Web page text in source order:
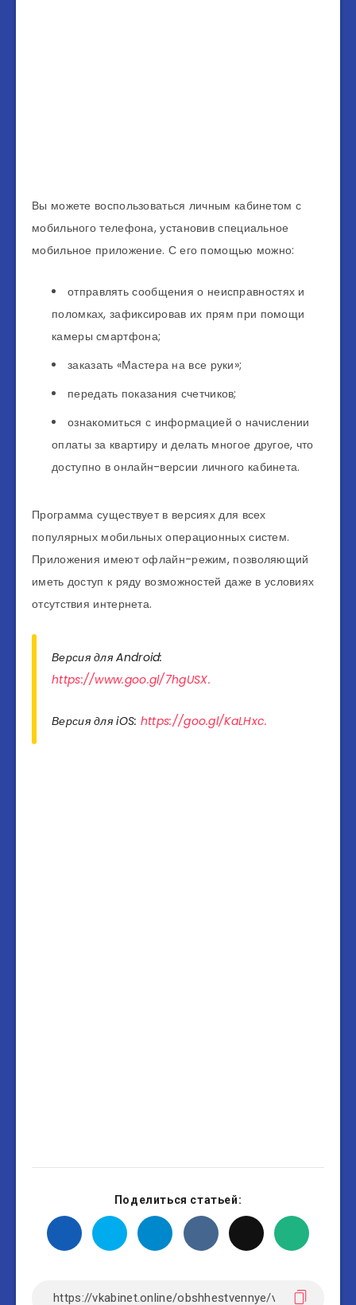
Вы можете воспользоваться личным кабинетом с
мобильного телефона, установив специальное
мобильное приложение. С его помощью можно:
отправлять сообщения о неисправностях и
поломках, зафиксировав их прям при помощи
камеры смартфона;
заказать «Мастера на все руки»;
передать показания счетчиков;
ознакомиться с информацией о начислении
оплаты за квартиру и делать многое другое, что
доступно в онлайн-версии личного кабинета.
Программа существует в версиях для всех
популярных мобильных операционных систем.
Приложения имеют офлайн-режим, позволяющий
иметь доступ к ряду возможностей даже в условиях
отсутствия интернета.
Версия для Android:
https://www.goo.gl/7hgUSX.
Версия для iOS: https://goo.gl/KaLHxc.
Поделиться статьей: